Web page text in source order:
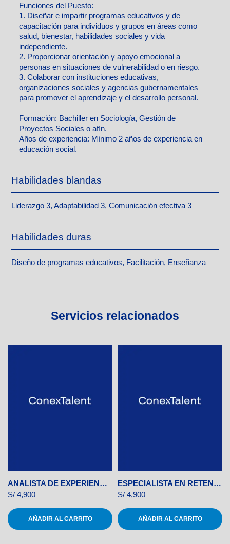
Funciones del Puesto:
1. Diseñar e impartir programas educativos y de
capacitación para individuos y grupos en áreas como
salud, bienestar, habilidades sociales y vida
independiente.
2. Proporcionar orientación y apoyo emocional a
personas en situaciones de vulnerabilidad o en riesgo.
3. Colaborar con instituciones educativas,
organizaciones sociales y agencias gubernamentales
para promover el aprendizaje y el desarrollo personal.
Formación: Bachiller en Sociología, Gestión de
Proyectos Sociales o afín.
Años de experiencia: Mínimo 2 años de experiencia en
educación social.
Habilidades blandas
Liderazgo 3, Adaptabilidad 3, Comunicación efectiva 3
Habilidades duras
Diseño de programas educativos, Facilitación, Enseñanza
Servicios relacionados
ANALISTA DE EXPERIENCIA DEL CLIENTE
S/ 4,900
AÑADIR AL CARRITO
ESPECIALISTA EN RETENCIÓN DE CLIENTES
S/ 4,900
AÑADIR AL CARRITO